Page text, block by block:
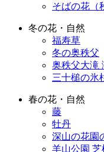
そばの花（
冬の花・自然
福寿草
冬の奥秩父
奥秩父大滝
三十槌の氷
春の花・自然
藤
牡丹
深山の花園
羊山公園 芝